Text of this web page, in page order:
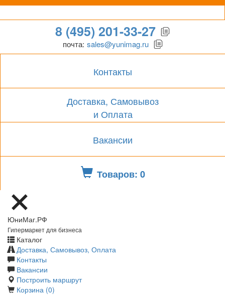
Гипермаркет для бизнеса
8 (495) 201-33-27
почта: sales@yunimag.ru
Контакты
Доставка, Самовывоз
и Оплата
Вакансии
Товаров: 0
ЮниМаг.РФ
Гипермаркет для бизнеса
Каталог
Доставка, Самовывоз, Оплата
Контакты
Вакансии
Построить маршрут
Корзина (0)